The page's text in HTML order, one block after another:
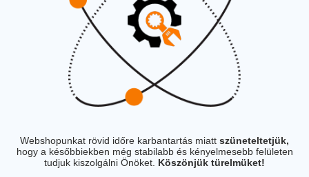
Webshopunkat rövid időre karbantartás miatt szüneteltetjük,
hogy a későbbiekben még stabilabb és kényelmesebb felületen
tudjuk kiszolgálni Önöket. Köszönjük türelmüket!